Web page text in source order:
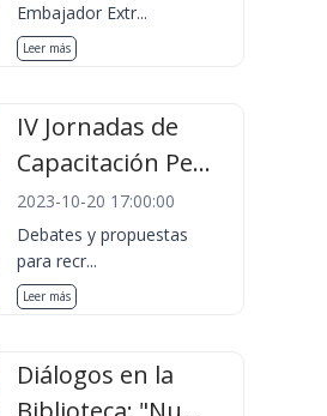
Embajador Extr...
Leer más
IV Jornadas de
Capacitación Pe...
2023-10-20 17:00:00
Debates y propuestas
para recr...
Leer más
Diálogos en la